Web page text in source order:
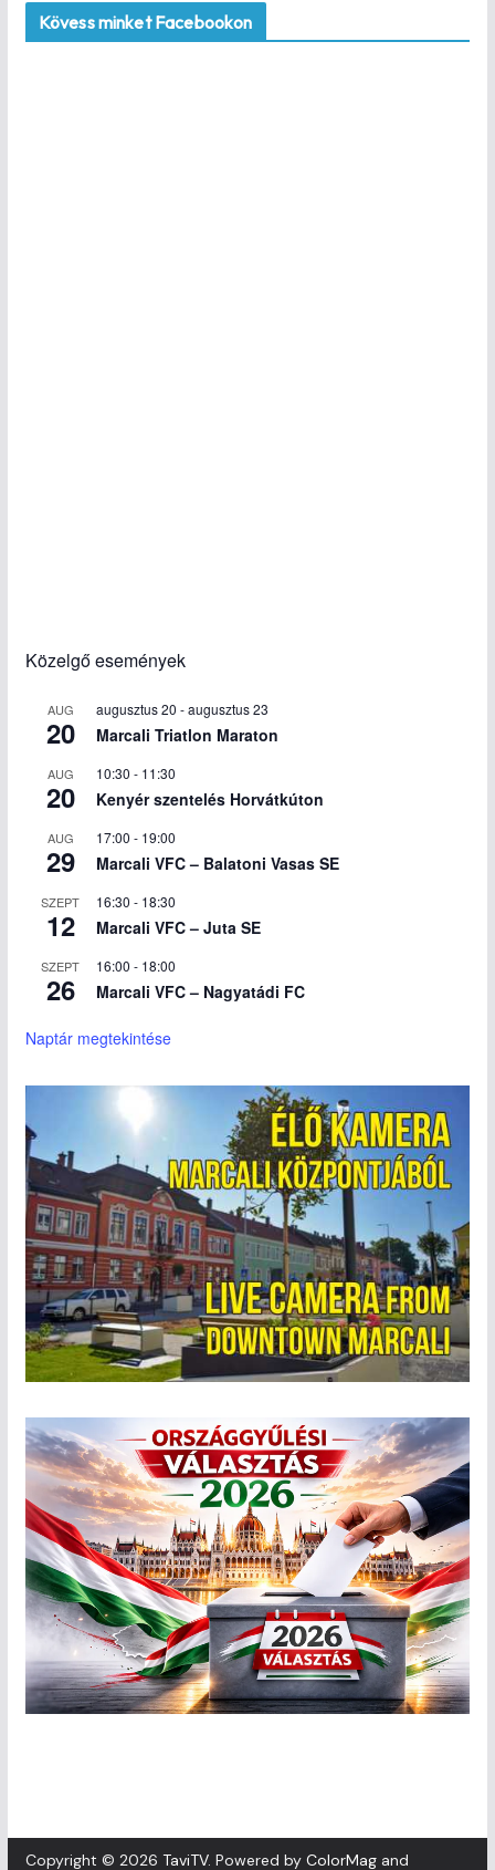
Kövess minket Facebookon
Közelgő események
AUG
20
augusztus 20 -augusztus 23
Marcali Triatlon Maraton
AUG
20
10:30 - 11:30
Kenyér szentelés Horvátkúton
AUG
29
17:00 - 19:00
Marcali VFC – Balatoni Vasas SE
SZEPT
12
16:30 - 18:30
Marcali VFC – Juta SE
SZEPT
26
16:00 - 18:00
Marcali VFC – Nagyatádi FC
Naptár megtekintése
Copyright © 2026 TaviTV. Powered by ColorMagand